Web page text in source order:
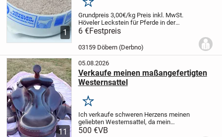
1
Merken
Grundpreis 3,00€/kgPreis inkl. MwSt.
Höveler Leckstein für Pferde in der
handlichen 2 Kg Schale.
Versorgung mit allen lebenswichtigen
Mineralien und Spurenelementen.
6 €Festpreis
03159 Döbern (Derbno)
11
05.08.2026
Verkaufe meinen maßangefertigten
Westernsattel
Merken
Ich verkaufe schweren Herzens meinen
geliebten Westernsattel, da mein
Haflinger inzwischen zu alt geworden ist
500 €VB